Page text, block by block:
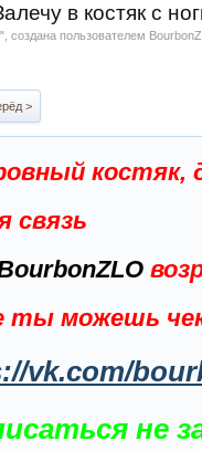
в костяк с
", создана пользователем
>
костяк,
связь
ты можешь
vk.com/
не